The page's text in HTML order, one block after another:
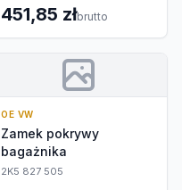
451,85 złbrutto
OE VW
Zamek pokrywy
bagażnika
2K5 827 505